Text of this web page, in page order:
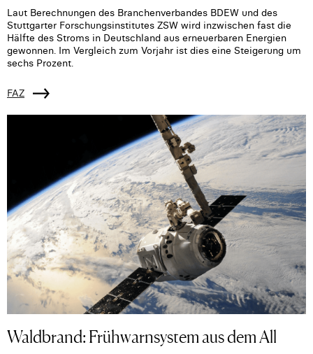
Laut Berechnungen des Branchenverbandes BDEW und des
Stuttgarter Forschungsinstitutes ZSW wird inzwischen fast die
Hälfte des Stroms in Deutschland aus erneuerbaren Energien
gewonnen. Im Vergleich zum Vorjahr ist dies eine Steigerung um
sechs Prozent.
FAZ
Waldbrand: Frühwarnsystem aus dem All